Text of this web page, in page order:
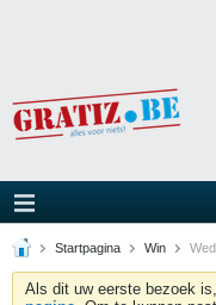
Startpagina Win
Als dit uw eerste bezoek